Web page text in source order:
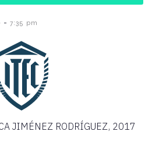
- 7:35 pm
JIMÉNEZ RODRÍGUEZ, 2017